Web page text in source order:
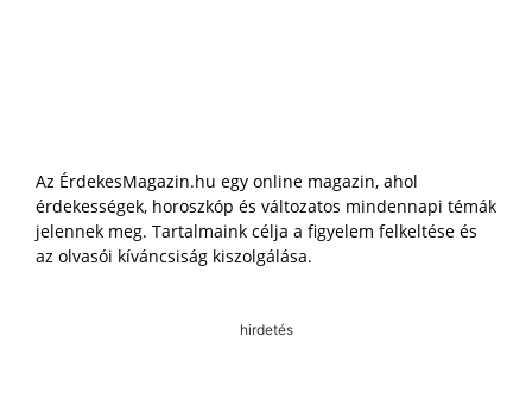
Az ÉrdekesMagazin.hu egy online magazin, ahol
érdekességek, horoszkóp és változatos mindennapi témák
jelennek meg. Tartalmaink célja a figyelem felkeltése és
az olvasói kíváncsiság kiszolgálása.
hirdetés